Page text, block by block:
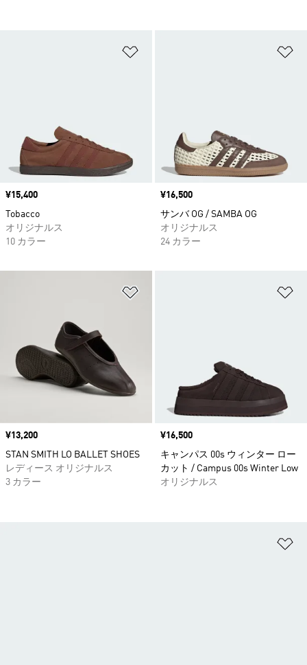
価格
¥15,400
Tobacco
オリジナルス
10 カラー
価格
¥16,500
サンバ OG / SAMBA OG
オリジナルス
24 カラー
価格
¥13,200
STAN SMITH LO BALLET SHOES
レディース オリジナルス
3 カラー
価格
¥16,500
キャンパス 00s ウィンター ロー
カット / Campus 00s Winter Low
オリジナルス